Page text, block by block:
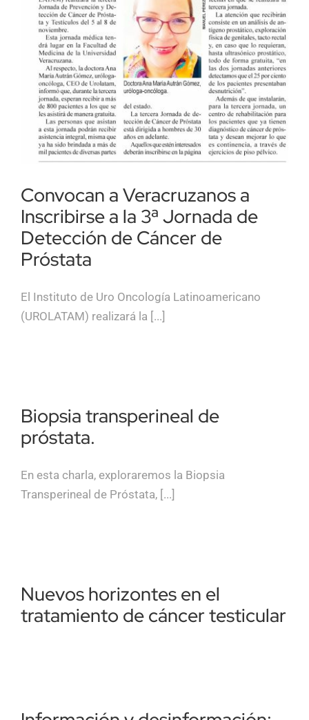
Convocan a Veracruzanos a
Inscribirse a la 3ª Jornada de
Detección de Cáncer de
Próstata
El Instituto de Uro Oncología Latinoamericano
(UROLATAM) realizará la [...]
Biopsia transperineal de
próstata.
En esta charla, exploraremos la Biopsia
Transperineal de Próstata, [...]
Nuevos horizontes en el
tratamiento de cáncer testicular